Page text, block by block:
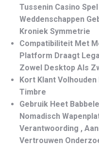
Tussenin Casino
Weddenschappen
Kroniek Symmetrie
Compatibiliteit Met
Platform Draagt
Zowel Desktop Als
Kort Klant
Timbre
Gebruik Heet
Nomadisch
Verantwoording ,
Vertrouwen